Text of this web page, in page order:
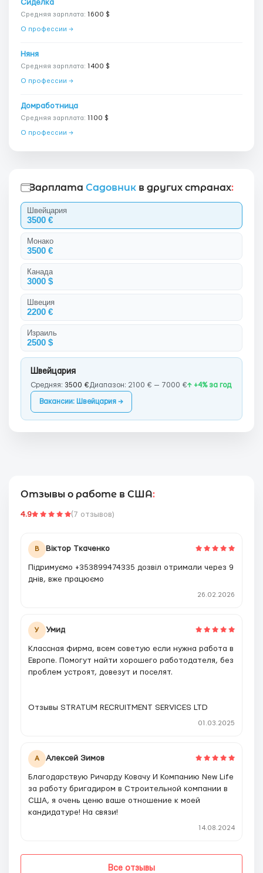
Сиделка
Средняя зарплата: 1600 $
О профессии →
Няня
Средняя зарплата: 1400 $
О профессии →
Домработница
Средняя зарплата: 1100 $
О профессии →
Зарплата Садовник в других странах:
Швейцария
3500 €
Монако
3500 €
Канада
3000 $
Швеция
2200 €
Израиль
2500 $
Швейцария
Средняя: 3500 € Диапазон: 2100 € — 7000 €↑ +4% за год
Вакансии: Швейцария →
Отзывы о работе в США:
4.9 (7 отзывов)
В Вiктор Ткаченко
Пiдримуємо +353899474335 дозвiл отримали через 9
днiв, вже працюємо
26.02.2026
У Умид
Классная фирма, всем советую если нужна работа в
Европе. Помогут найти хорошего работодателя, без
проблем устроят, довезут и поселят.
Отзывы STRATUM RECRUITMENT SERVICES LTD
01.03.2025
А Алексей Зимов
Благодарствую Ричарду Ковачу И Компанию New Life
за работу бригадиром в Строительной компании в
США, я очень ценю ваше отношение к моей
кандидатуре! На связи!
14.08.2024
Все отзывы